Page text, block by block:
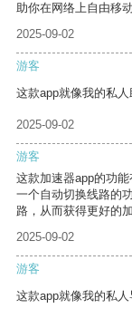
助你在网络上自由移动
2025-09-02
游客
这款app就像我的私人
2025-09-02
游客
这款加速器app的功
一个自动切换线路的
路，从而获得更好的
2025-09-02
游客
这款app就像我的私人